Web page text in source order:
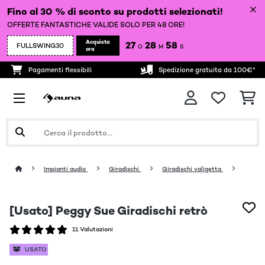
Fino al 30 % di sconto su prodotti selezionati!
OFFERTE FANTASTICHE VALIDE SOLO PER 48 ORE!
FULLSWING30
Acquista
ora
27 O 28 M 58 S
Pagamenti flessibili Spedizione gratuita da 100€*
Impianti audio Giradischi Giradischi valigetta
[Usato] Peggy Sue Giradischi retrò
11 Valutazioni
USATO